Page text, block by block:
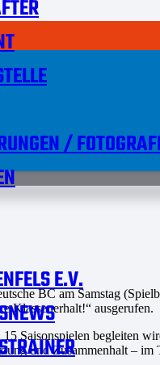
/
E.V.
BC am Samstag
Klassenerhalt!“ ausgerufen.
Saisonspielen begleiten
und Zusammenhalt –